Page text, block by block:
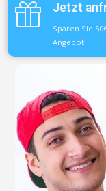
Jetzt
Sparen Sie
Angebot.